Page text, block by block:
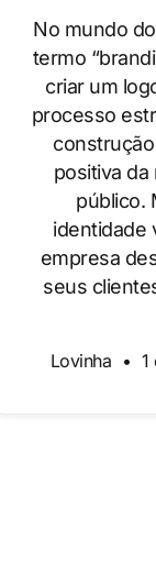
No mundo
termo
criar um
processo
positiva da
público.
identidade
empresa
seus
Lovinha 1